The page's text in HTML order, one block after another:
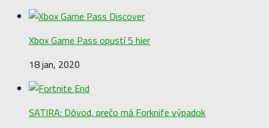
Xbox Game Pass opustí 5 hier
18 jan, 2020
SATIRA: Dôvod, prečo má Forknife výpadok